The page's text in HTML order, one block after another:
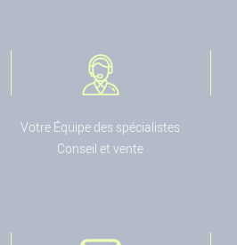
Votre Équipe des spécialistes
Conseil et vente